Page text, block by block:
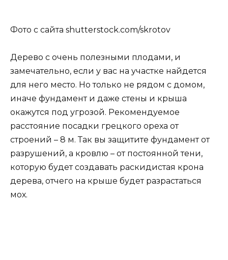
Фото с сайта shutterstock.com/skrotov
Дерево с очень полезными плодами, и
замечательно, если у вас на участке найдется
для него место. Но только не рядом с домом,
иначе фундамент и даже стены и крыша
окажутся под угрозой. Рекомендуемое
расстояние посадки грецкого ореха от
строений – 8 м. Так вы защитите фундамент от
разрушений, а кровлю – от постоянной тени,
которую будет создавать раскидистая крона
дерева, отчего на крыше будет разрастаться
мох.